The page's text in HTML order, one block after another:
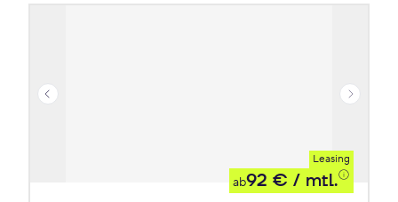
Leasing
ab92 € / mtl.